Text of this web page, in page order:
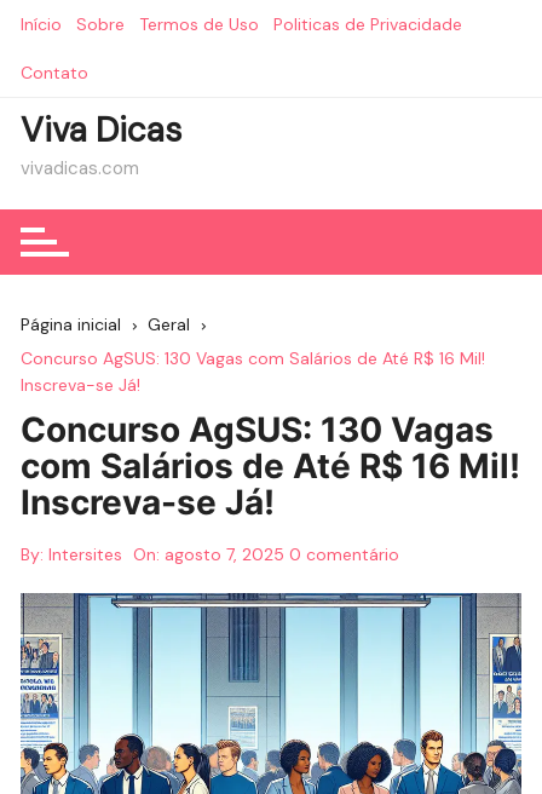
Início Sobre Termos de Uso Politicas de Privacidade
Contato
Viva Dicas
vivadicas.com
Página inicial
Geral
Concurso AgSUS: 130 Vagas com Salários de Até R$ 16 Mil!
Inscreva-se Já!
Concurso AgSUS: 130 Vagas
com Salários de Até R$ 16 Mil!
Inscreva-se Já!
By: Intersites On: agosto 7, 2025 0 comentário